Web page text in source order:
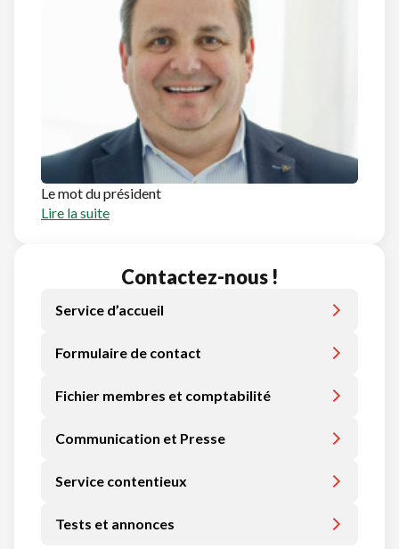
Le mot du président
Lire la suite
Contactez-nous !
Service d’accueil
Formulaire de contact
Fichier membres et comptabilité
Communication et Presse
Service contentieux
Tests et annonces